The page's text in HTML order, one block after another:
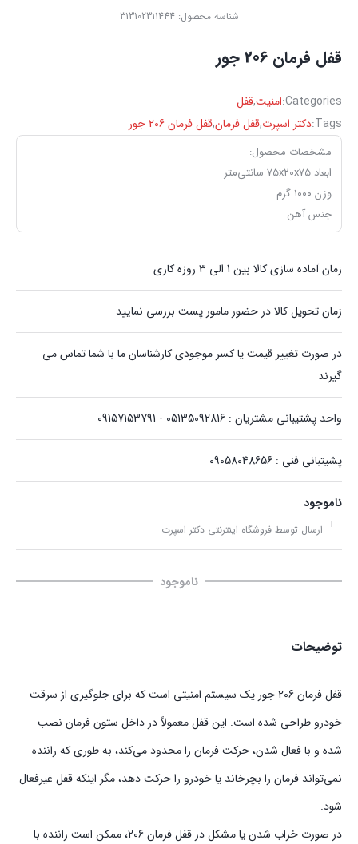
شناسه محصول:313102311444
قفل فرمان ‏206 جور
Categories: امنیت,قفل
Tags: دکتر اسپرت,قفل فرمان,قفل فرمان ‏206 جور
مشخصات محصول:
ابعاد ۷۵x۲۰x۷۵ سانتی‌متر
وزن ۱۰۰۰ گرم
جنس آهن
زمان آماده سازی کالا بین 1 الی 3 روزه کاری
زمان تحویل کالا در حضور مامور پست بررسی نمایید
در صورت تغییر قیمت یا کسر موجودی کارشناسان ما با شما تماس می
گیرند
واحد پشتیبانی مشتریان : 05135092816 - 09157153791
پشیتبانی فنی : 09058048656
ناموجود
ارسال توسط فروشگاه اینترنتی دکتر اسپرت
ناموجود
توضیحات
قفل فرمان ‏206 جور یک سیستم امنیتی است که برای جلوگیری از سرقت
خودرو طراحی شده است. این قفل معمولاً در داخل ستون فرمان نصب
شده و با فعال شدن، حرکت فرمان را محدود می‌کند، به طوری که راننده
نمی‌تواند فرمان را بچرخاند یا خودرو را حرکت دهد، مگر اینکه قفل غیرفعال
شود.
در صورت خراب شدن یا مشکل در قفل فرمان 206، ممکن است راننده با